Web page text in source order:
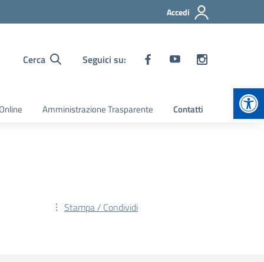
Accedi
Cerca Seguici su:
Amministrazione Trasparente Contatti
Stampa / Condividi